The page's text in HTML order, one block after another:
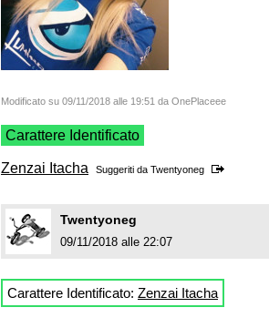
Modificato su 09/11/2018 alle 19:51 da OnePlaceee
Carattere Identificato
Zenzai Itacha Suggeriti da Twentyoneg
Twentyoneg
09/11/2018 alle 22:07
Carattere Identificato: Zenzai Itacha